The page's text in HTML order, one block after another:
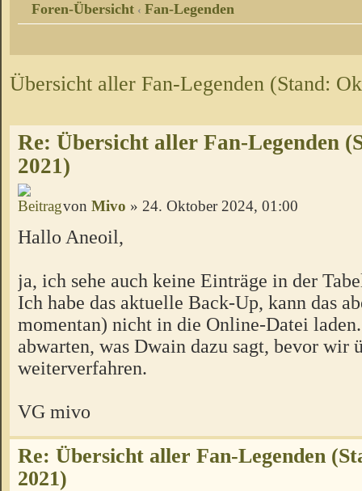
Foren-Übersicht ‹ Fan-Legenden
Übersicht aller Fan-Legenden (Stand:
Re: Übersicht aller Fan-Legenden
2021)
von Mivo » 24. Oktober 2024, 01:00
Hallo Aneoil,
ja, ich sehe auch keine Einträge in der
Ich habe das aktuelle Back-Up, kann das
momentan) nicht in die Online-Datei
abwarten, was Dwain dazu sagt, bevor wir
weiterverfahren.
VG mivo
Re: Übersicht aller Fan-Legenden
2021)